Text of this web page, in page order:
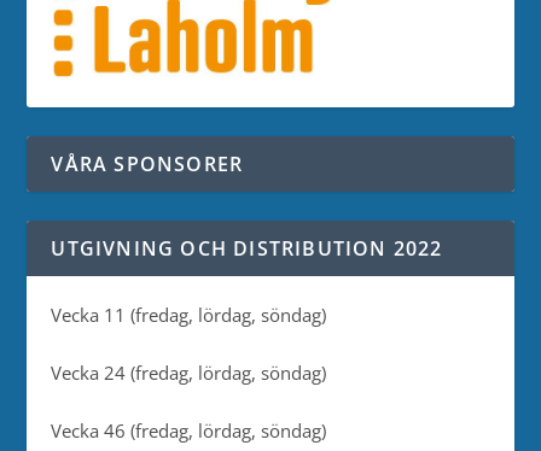
VÅRA SPONSORER
UTGIVNING OCH DISTRIBUTION 2022
Vecka 11 (fredag, lördag, söndag)
Vecka 24 (fredag, lördag, söndag)
Vecka 46 (fredag, lördag, söndag)